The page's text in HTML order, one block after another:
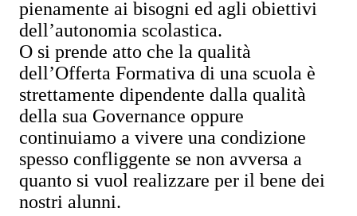
pienamente ai bisogni ed agli obiettivi
dell’autonomia scolastica.
O si prende atto che la qualità
dell’Offerta Formativa di una scuola è
strettamente dipendente dalla qualità
della sua Governance oppure
continuiamo a vivere una condizione
spesso confliggente se non avversa a
quanto si vuol realizzare per il bene dei
nostri alunni.